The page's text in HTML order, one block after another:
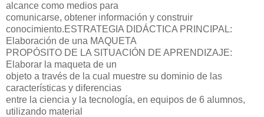
alcance como medios para
comunicarse, obtener información y construir
conocimiento.ESTRATEGIA DIDÁCTICA PRINCIPAL:
Elaboración de una MAQUETA
PROPÓSITO DE LA SITUACIÓN DE APRENDIZAJE:
Elaborar la maqueta de un
objeto a través de la cual muestre su dominio de las
características y diferencias
entre la ciencia y la tecnología, en equipos de 6 alumnos,
utilizando material